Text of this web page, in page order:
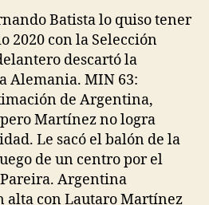
Batista lo quiso tener
2020 con la Selección
descartó la
Alemania. MIN 63:
de Argentina,
Martínez no logra
Le sacó el balón de la
de un centro por el
Argentina
alta con Lautaro Martínez